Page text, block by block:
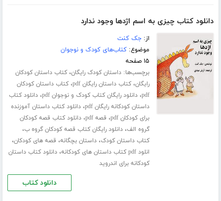
دانلود کتاب چیزی به اسم اژدها وجود ندارد
از:جک کنت
موضوع:کتاب‌های کودک و نوجوان
۱۵ صفحه
برچسب‌ها:داستان کودک رایگان،کتاب داستان کودکان
رایگان،کتاب داستان رایگان pdf ،کتاب داستان کودکان
pdf،دانلود رایگان کتاب کودک و نوجوان pdf ،دانلود کتاب
داستان کودکانه رایگان pdf
،دانلود کتاب داستان آموزنده
برای کودکان pdf
، قصه pdf ،دانلود کتاب قصه کودکان
گروه الف،دانلود رایگان کتاب قصه کودکان گروه ب،
کتاب داستان کودک،داستان بچگانه، قصه های کودکان،
انلود pdf کتاب داستان های کودکانه ،دانلود کتاب داستان
کودکانه برای اندروید
دانلود کتاب